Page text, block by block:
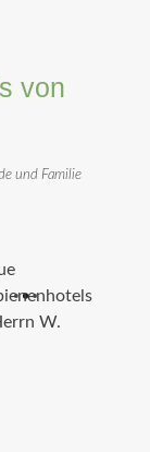
von
und Familie